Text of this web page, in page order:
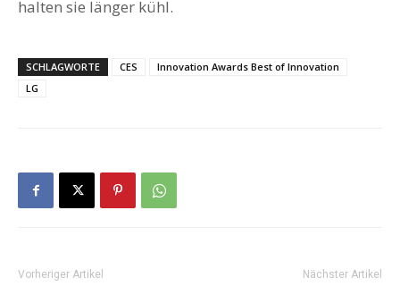
halten sie länger kühl.
SCHLAGWORTE CES
Innovation Awards Best of Innovation
LG
Vorheriger Artikel Nächster Artikel